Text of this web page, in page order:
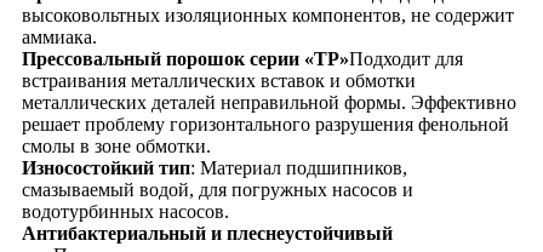
высоковольтных изоляционных компонентов, не содержит
аммиака.
Прессовальный порошок серии «TP»Подходит для
встраивания металлических вставок и обмотки
металлических деталей неправильной формы. Эффективно
решает проблему горизонтального разрушения фенольной
смолы в зоне обмотки.
Износостойкий тип: Материал подшипников,
смазываемый водой, для погружных насосов и
водотурбинных насосов.
Антибактериальный и плеснеустойчивый